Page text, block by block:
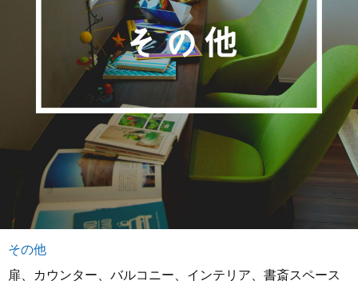
その他
扉、カウンター、バルコニー、インテリア、書斎スペース